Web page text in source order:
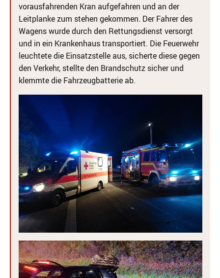
vorausfahrenden Kran aufgefahren und an der
Leitplanke zum stehen gekommen. Der Fahrer des
Wagens wurde durch den Rettungsdienst versorgt
und in ein Krankenhaus transportiert. Die Feuerwehr
leuchtete die Einsatzstelle aus, sicherte diese gegen
den Verkehr, stellte den Brandschutz sicher und
klemmte die Fahrzeugbatterie ab.